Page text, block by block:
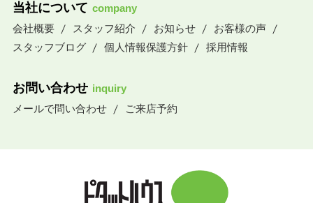
当社について company
会社概要
スタッフ紹介 お知らせ
お客様の声
スタッフブログ
個人情報保護方針 採用情報
お問い合わせ inquiry
メールで問い合わせ
ご来店予約